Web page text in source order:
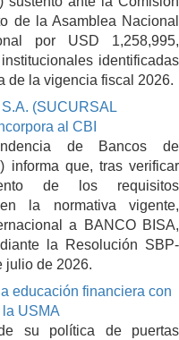
de la Asamblea Nacional
por USD 1,258,995,
identificadas
de la vigencia fiscal 2026.
(SUCURSAL
al CBI
de Bancos de
informa que, tras verificar
de los requisitos
la normativa vigente,
a BANCO BISA,
la Resolución SBP-
julio de 2026.
educación financiera con
USMA
su política de puertas